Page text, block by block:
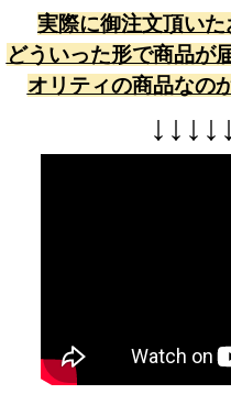
実際に御注文頂いた
どういった形で商品が
オリティの商品なの
↓ ↓ ↓ ↓